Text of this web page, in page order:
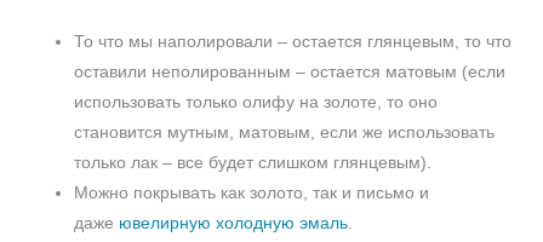
То что мы наполировали – остается глянцевым, то что
оставили неполированным – остается матовым (если
использовать только олифу на золоте, то оно
становится мутным, матовым, если же использовать
только лак – все будет слишком глянцевым).
Можно покрывать как золото, так и письмо и
даже ювелирную холодную эмаль